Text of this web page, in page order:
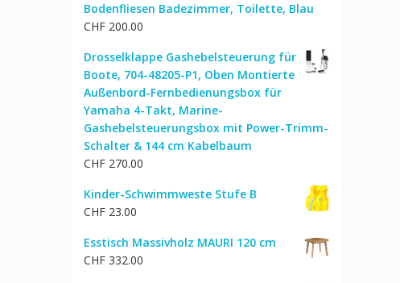
Bodenfliesen Badezimmer, Toilette, Blau
CHF 200.00
Drosselklappe Gashebelsteuerung für
Boote, 704-48205-P1, Oben Montierte
Außenbord-Fernbedienungsbox für
Yamaha 4-Takt, Marine-
Gashebelsteuerungsbox mit Power-Trimm-
Schalter & 144 cm Kabelbaum
CHF 270.00
Kinder-Schwimmweste Stufe B
CHF 23.00
Esstisch Massivholz MAURI 120 cm
CHF 332.00